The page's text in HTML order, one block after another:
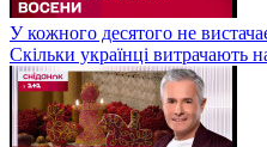
У кожного десятого не
Скільки українці витрачають